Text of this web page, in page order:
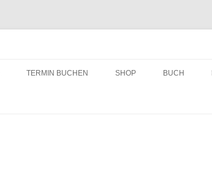
Inhalt
TERMIN BUCHEN SHOP BUCH